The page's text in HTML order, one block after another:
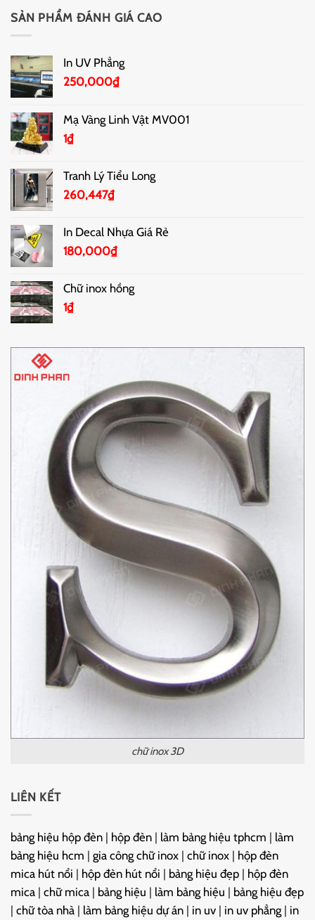
SẢN PHẨM ĐÁNH GIÁ CAO
In UV Phẳng
250,000₫
Mạ Vàng Linh Vật MV001
1₫
Tranh Lý Tiểu Long
260,447₫
In Decal Nhựa Giá Rẻ
180,000₫
Chữ inox hồng
1₫
chữ inox 3D
LIÊN KẾT
bảng hiệu hộp đèn | hộp đèn | làm bảng hiệu tphcm | làm
bảng hiệu hcm | gia công chữ inox | chữ inox | hộp đèn
mica hút nổi | hộp đèn hút nổi | bảng hiệu đẹp | hộp đèn
mica | chữ mica | bảng hiệu | làm bảng hiệu | bảng hiệu đẹp
| chữ tòa nhà | làm bảng hiệu dự án | in uv | in uv phẳng | in